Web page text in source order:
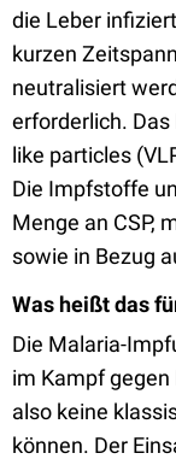
die Leber
kurzen
neutralisiert
erforderlich.
like particles
Die Impfstoffe
Menge an CSP,
sowie in Bezug
Was heißt das
Die Malaria-
im Kampf
also keine
können. Der